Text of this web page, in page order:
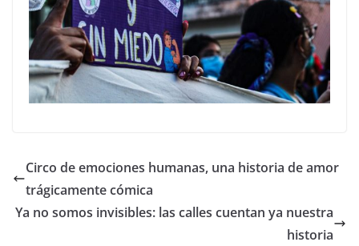
Circo de emociones humanas, una historia de amor
trágicamente cómica
Ya no somos invisibles: las calles cuentan ya nuestra
historia